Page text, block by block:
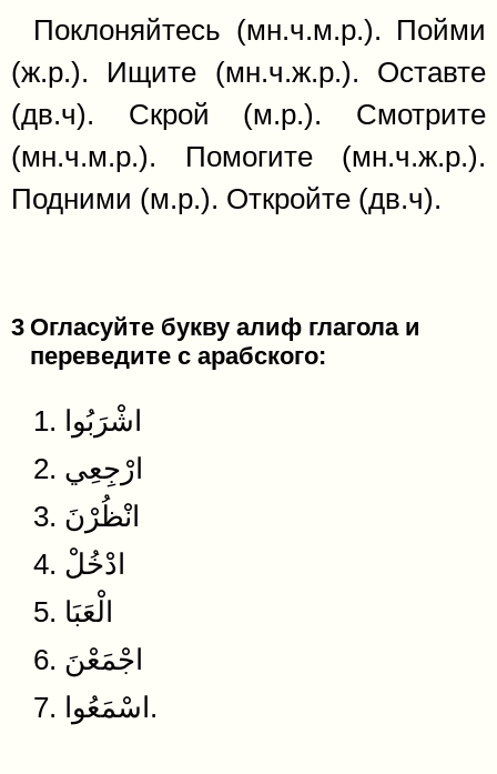
Поклоняйтесь (мн.ч.м.р.). Пойми
(ж.р.). Ищите (мн.ч.ж.р.). Оставте
(дв.ч). Скрой (м.р.). Смотрите
(мн.ч.м.р.). Помогите (мн.ч.ж.р.).
Подними (м.р.). Откройте (дв.ч).
3 Огласуйте букву алиф глагола и
переведите с арабского:
7. اسْمَعُوا.